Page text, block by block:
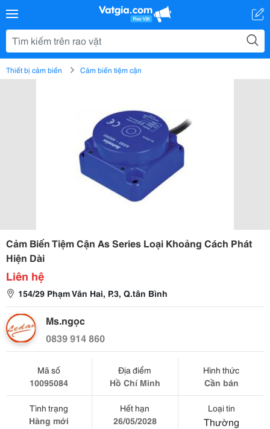
Thiết bị cảm biến Cảm biến tiệm cận
Cảm Biến Tiệm Cận As Series Loại Khoảng Cách Phát
Hiện Dài
Liên hệ
154/29 Phạm Văn Hai, P.3, Q.tân Bình
Ms.ngọc
0839 914 860
Mã số
10095084
Địa điểm
Hồ Chí Minh
Hình thức
Cần bán
Tình trạng
Hàng mới
Hết hạn
26/05/2028
Loại tin
Thường